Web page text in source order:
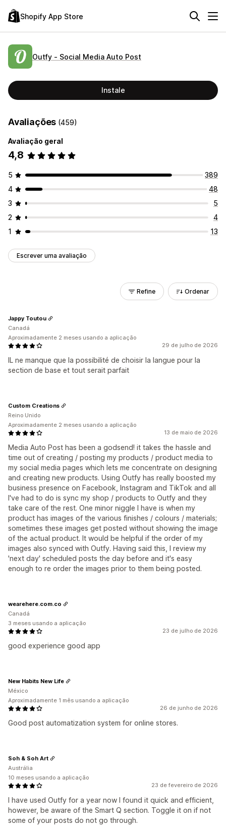
Shopify App Store
Outfy ‑ Social Media Auto Post
Instale
Avaliações (459)
Avaliação geral
4,8
5
389
4
48
3
5
2
4
1
13
Escrever uma avaliação
Refine Ordenar
29 de julho de 2026
IL ne manque que la possibilité de choisir la langue pour la
section de base et tout serait parfait
Jappy Toutou
Canadá
Aproximadamente 2 meses usando a aplicação
13 de maio de 2026
Media Auto Post has been a godsend! it takes the hassle and
time out of creating / posting my products / product media to
my social media pages which lets me concentrate on designing
and creating new products. Using Outfy has really boosted my
business presence on Facebook, Instagram and TikTok and all
I've had to do is sync my shop / products to Outfy and they
take care of the rest. One minor niggle I have is when my
product has images of the various finishes / colours / materials;
sometimes these images get posted without showing the image
of the actual product. It would be helpful if the order of my
images also synced with Outfy. Having said this, I review my
'next day' scheduled posts the day before and it's easy
enough to re order the images prior to them being posted.
Custom Creations
Reino Unido
Aproximadamente 2 meses usando a aplicação
23 de julho de 2026
good experience good app
wearehere.com.co
Canadá
3 meses usando a aplicação
26 de junho de 2026
Good post automatization system for online stores.
New Habits New Life
México
Aproximadamente 1 mês usando a aplicação
23 de fevereiro de 2026
I have used Outfy for a year now I found it quick and efficient,
however, be aware of the Smart Q section. Toggle it on if not
some of your posts do not go through.
Soh & Soh Art
Austrália
10 meses usando a aplicação